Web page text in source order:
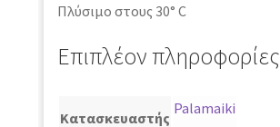
Πλύσιμο στους 30° C
Επιπλέον πληροφορίες
Κατασκευαστής
Palamaiki